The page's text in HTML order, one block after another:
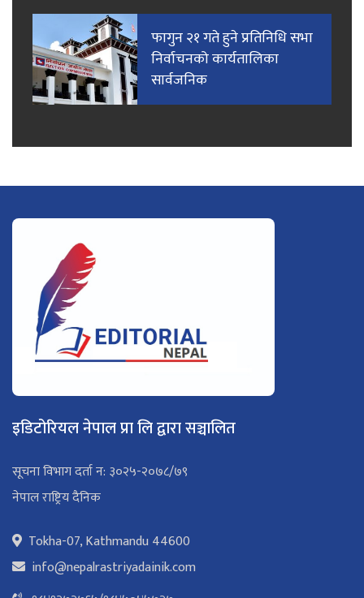
फागुन २१ गते हुने प्रतिनिधि सभा
निर्वाचनको कार्यतालिका
सार्वजनिक
इडिटोरियल नेपाल प्रा लि द्वारा सञ्चालित
सूचना विभाग दर्ता न: ३०२५-२०७८/७९
नेपाल राष्ट्रिय दैनिक
Tokha-07, Kathmandu 44600
info@nepalrastriyadainik.com